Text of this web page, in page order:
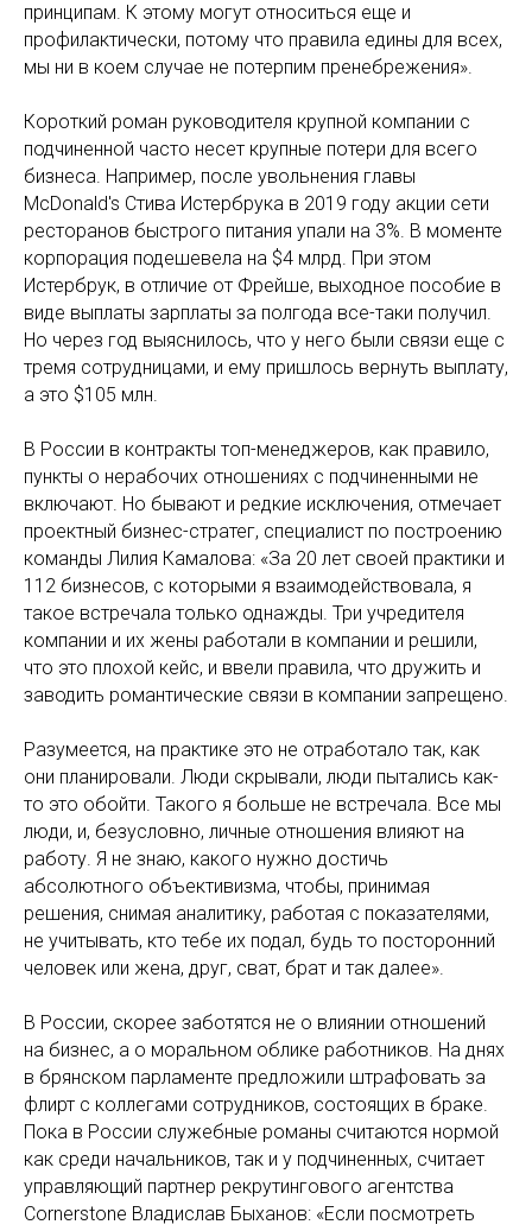
принципам. К этому могут относиться еще и
профилактически, потому что правила едины для всех,
мы ни в коем случае не потерпим пренебрежения».
Короткий роман руководителя крупной компании с
подчиненной часто несет крупные потери для всего
бизнеса. Например, после увольнения главы
McDonald's Стива Истербрука в 2019 году акции сети
ресторанов быстрого питания упали на 3%. В моменте
корпорация подешевела на $4 млрд. При этом
Истербрук, в отличие от Фрейше, выходное пособие в
виде выплаты зарплаты за полгода все-таки получил.
Но через год выяснилось, что у него были связи еще с
тремя сотрудницами, и ему пришлось вернуть выплату,
а это $105 млн.
В России в контракты топ-менеджеров, как правило,
пункты о нерабочих отношениях с подчиненными не
включают. Но бывают и редкие исключения, отмечает
проектный бизнес-стратег, специалист по построению
команды Лилия Камалова: «За 20 лет своей практики и
112 бизнесов, с которыми я взаимодействовала, я
такое встречала только однажды. Три учредителя
компании и их жены работали в компании и решили,
что это плохой кейс, и ввели правила, что дружить и
заводить романтические связи в компании запрещено.
Разумеется, на практике это не отработало так, как
они планировали. Люди скрывали, люди пытались как-
то это обойти. Такого я больше не встречала. Все мы
люди, и, безусловно, личные отношения влияют на
работу. Я не знаю, какого нужно достичь
абсолютного объективизма, чтобы, принимая
решения, снимая аналитику, работая с показателями,
не учитывать, кто тебе их подал, будь то посторонний
человек или жена, друг, сват, брат и так далее».
В России, скорее заботятся не о влиянии отношений
на бизнес, а о моральном облике работников. На днях
в брянском парламенте предложили штрафовать за
флирт с коллегами сотрудников, состоящих в браке.
Пока в России служебные романы считаются нормой
как среди начальников, так и у подчиненных, считает
управляющий партнер рекрутингового агентства
Cornerstone Владислав Быханов: «Если посмотреть